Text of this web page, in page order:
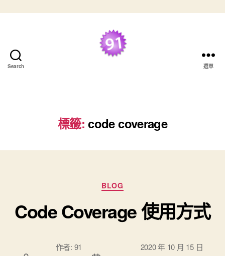
Search 選單
標籤: code coverage
BLOG
Code Coverage 使用方式
作者: 91 2020 年 10 月 15 日